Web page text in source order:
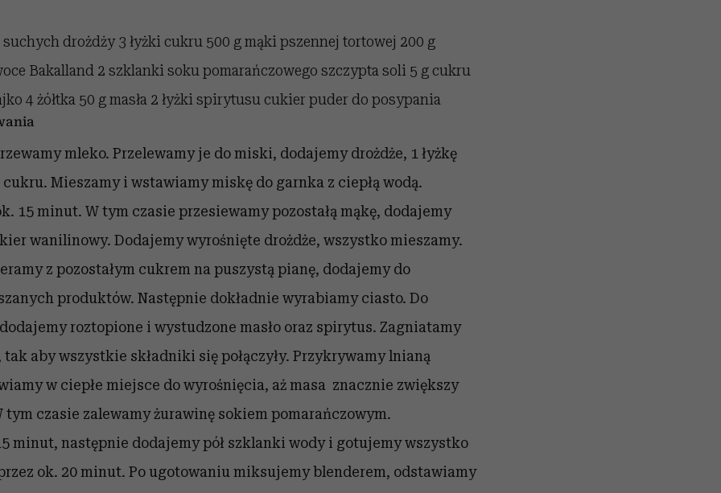
suchych drożdży 3 łyżki cukru 500 g mąki pszennej tortowej 200 g
Bakalland 2 szklanki soku pomarańczowego szczypta soli 5 g cukru
4 żółtka 50 g masła 2 łyżki spirytusu cukier puder do posypania
mleko. Przelewamy je do miski, dodajemy drożdże, 1 łyżkę
cukru. Mieszamy i wstawiamy miskę do garnka z ciepłą wodą.
15 minut. W tym czasie przesiewamy pozostałą mąkę, dodajemy
wanilinowy. Dodajemy wyrośnięte drożdże, wszystko mieszamy.
z pozostałym cukrem na puszystą pianę, dodajemy do
produktów. Następnie dokładnie wyrabiamy ciasto. Do
roztopione i wystudzone masło oraz spirytus. Zagniatamy
aby wszystkie składniki się połączyły. Przykrywamy lnianą
w ciepłe miejsce do wyrośnięcia, aż masa znacznie zwiększy
tym czasie zalewamy żurawinę sokiem pomarańczowym.
minut, następnie dodajemy pół szklanki wody i gotujemy wszystko
ok. 20 minut. Po ugotowaniu miksujemy blenderem, odstawiamy